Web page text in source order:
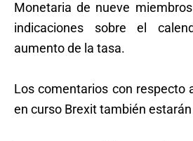
Monetaria de nueve
indicaciones sobre el
aumento de la tasa.
Los comentarios con respecto
en curso Brexit también